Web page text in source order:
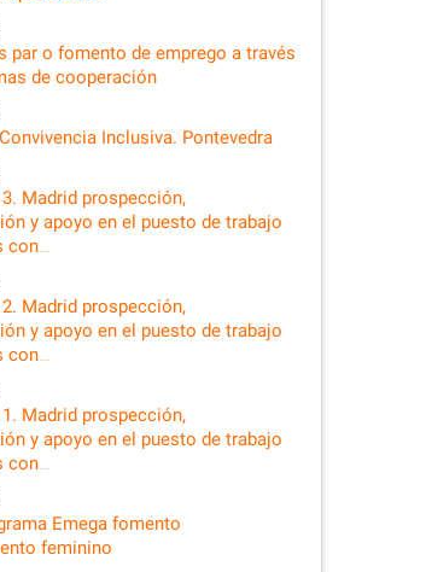
par o fomento de emprego a través
de cooperación
Inclusiva. Pontevedra
Madrid prospección,
y apoyo en el puesto de trabajo
con…
Madrid prospección,
y apoyo en el puesto de trabajo
con…
Madrid prospección,
y apoyo en el puesto de trabajo
con…
Emega fomento
feminino